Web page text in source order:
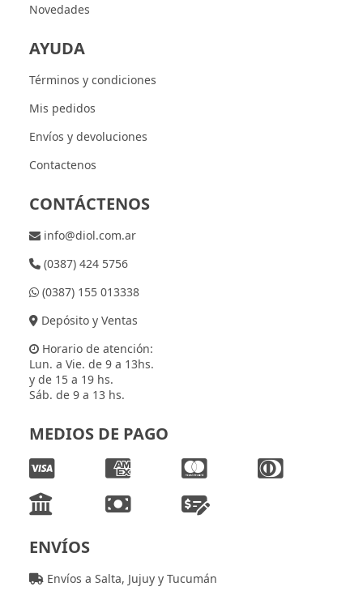
Novedades
AYUDA
Términos y condiciones
Mis pedidos
Envíos y devoluciones
Contactenos
CONTÁCTENOS
info@diol.com.ar
(0387) 424 5756
(0387) 155 013338
Depósito y Ventas
Horario de atención:
Lun. a Vie. de 9 a 13hs.
y de 15 a 19 hs.
Sáb. de 9 a 13 hs.
MEDIOS DE PAGO
ENVÍOS
Envíos a Salta, Jujuy y Tucumán